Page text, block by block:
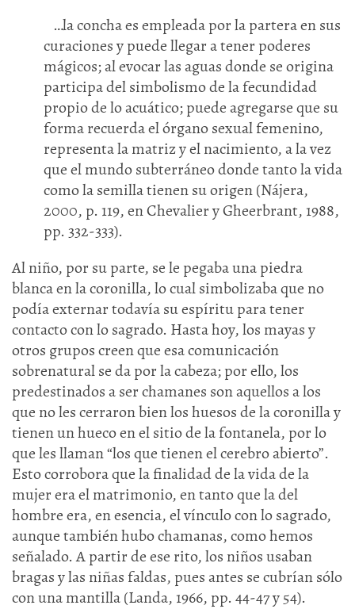
…la concha es empleada por la partera en sus
curaciones y puede llegar a tener poderes
mágicos; al evocar las aguas donde se origina
participa del simbolismo de la fecundidad
propio de lo acuático; puede agregarse que su
forma recuerda el órgano sexual femenino,
representa la matriz y el nacimiento, a la vez
que el mundo subterráneo donde tanto la vida
como la semilla tienen su origen (Nájera,
2000, p. 119, en Chevalier y Gheerbrant, 1988,
pp. 332-333).
Al niño, por su parte, se le pegaba una piedra
blanca en la coronilla, lo cual simbolizaba que no
podía externar todavía su espíritu para tener
contacto con lo sagrado. Hasta hoy, los mayas y
otros grupos creen que esa comunicación
sobrenatural se da por la cabeza; por ello, los
predestinados a ser chamanes son aquellos a los
que no les cerraron bien los huesos de la coronilla y
tienen un hueco en el sitio de la fontanela, por lo
que les llaman “los que tienen el cerebro abierto”.
Esto corrobora que la finalidad de la vida de la
mujer era el matrimonio, en tanto que la del
hombre era, en esencia, el vínculo con lo sagrado,
aunque también hubo chamanas, como hemos
señalado. A partir de ese rito, los niños usaban
bragas y las niñas faldas, pues antes se cubrían sólo
con una mantilla (Landa, 1966, pp. 44-47 y 54).